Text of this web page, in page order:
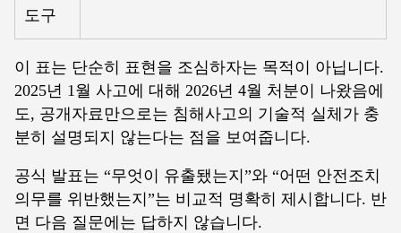
도구
이 표는 단순히 표현을 조심하자는 목적이 아닙니다.
2025년 1월 사고에 대해 2026년 4월 처분이 나왔음에
도, 공개자료만으로는 침해사고의 기술적 실체가 충
분히 설명되지 않는다는 점을 보여줍니다.
공식 발표는 “무엇이 유출됐는지”와 “어떤 안전조치
의무를 위반했는지”는 비교적 명확히 제시합니다. 반
면 다음 질문에는 답하지 않습니다.